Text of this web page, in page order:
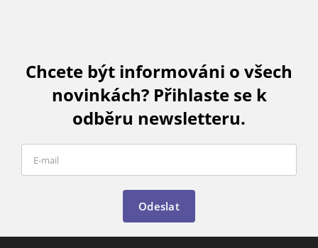
Chcete být informováni o všech
novinkách? Přihlaste se k
odběru newsletteru.
Odeslat